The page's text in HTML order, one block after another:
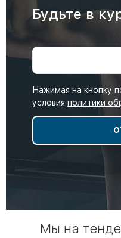
Будьте в
Нажимая на кнопку
условия политики
Мы на